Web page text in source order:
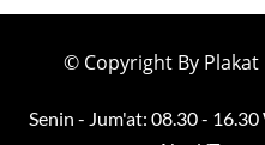
© Copyright By Plakat
Senin - Jum'at: 08.30 - 16.30